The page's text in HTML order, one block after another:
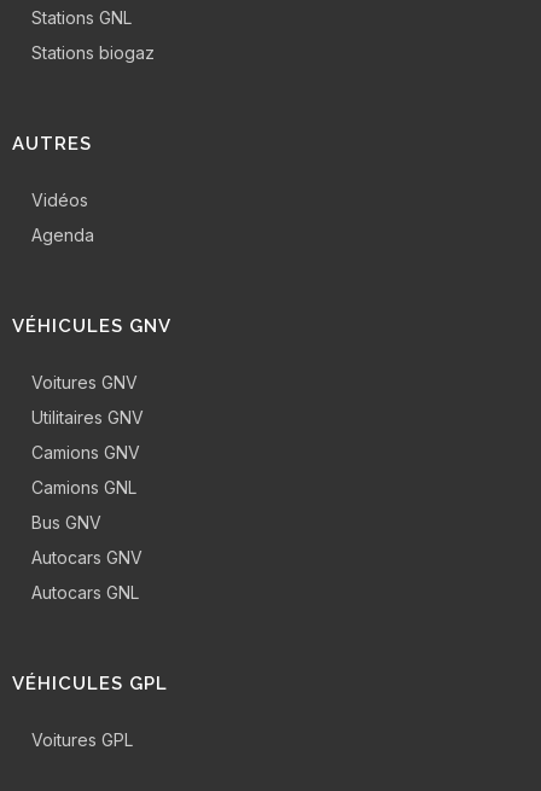
Stations GNL
Stations biogaz
AUTRES
Vidéos
Agenda
VÉHICULES GNV
Voitures GNV
Utilitaires GNV
Camions GNV
Camions GNL
Bus GNV
Autocars GNV
Autocars GNL
VÉHICULES GPL
Voitures GPL